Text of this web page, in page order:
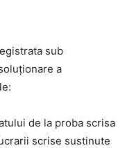
sub
a
de la proba scrisa
scrise sustinute